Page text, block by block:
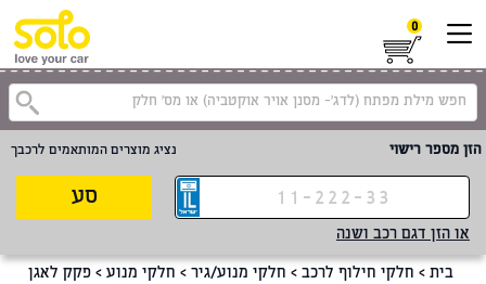
0
הזן מספר רישוי נציג מוצרים המותאמים לרכבך
סע
או הזן דגם רכב ושנה
בית > חלקי חילוף לרכב > חלקי מנוע/גיר > חלקי מנוע > פקק לאגן